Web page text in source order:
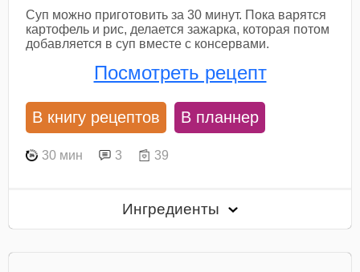
Суп можно приготовить за 30 минут. Пока варятся
картофель и рис, делается зажарка, которая потом
добавляется в суп вместе с консервами.
Посмотреть рецепт
В книгу рецептов В планнер
30 мин 3 39
Ингредиенты